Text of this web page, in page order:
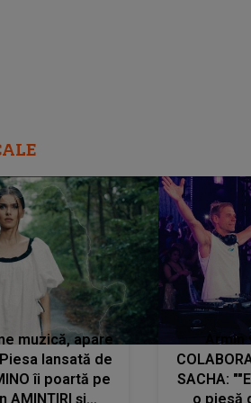
muzică, apare
lansată de
îi poartă pe
AMINTIRI și
SACHA:
o piesă